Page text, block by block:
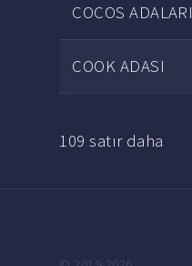
COCOS ADALARI
COOK ADASI
109 satır daha